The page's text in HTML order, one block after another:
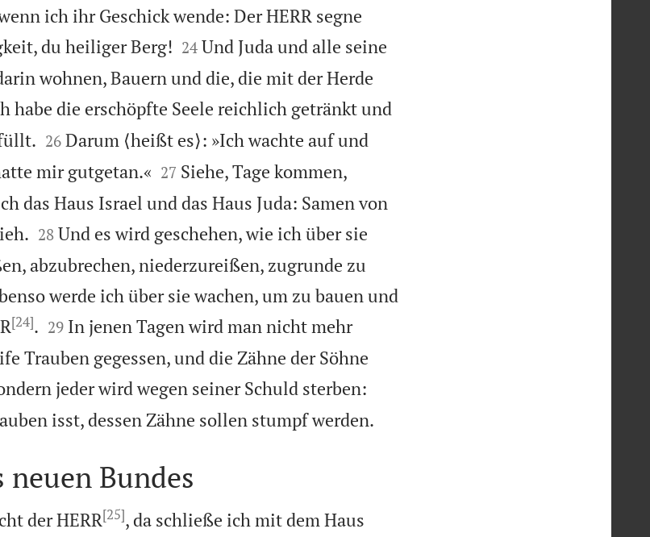
ich ihr Geschick wende: Der HERR segne
du heiliger Berg!
24 Und Juda und alle seine
wohnen, Bauern und die, die mit der Herde
habe die erschöpfte Seele reichlich getränkt und

26 Darum ⟨heißt es⟩: »Ich wachte auf und
mir gutgetan.«
27 Siehe, Tage kommen,
das Haus Israel und das Haus Juda: Samen von

28 Und es wird geschehen, wie ich über sie
abzubrechen, niederzureißen, zugrunde zu
werde ich über sie wachen, um zu bauen und
[24].
29 In jenen Tagen wird man nicht mehr
Trauben gegessen, und die Zähne der Söhne
jeder wird wegen seiner Schuld sterben:
isst, dessen Zähne sollen stumpf werden.
Bundes
der HERR[25], da schließe ich mit dem Haus